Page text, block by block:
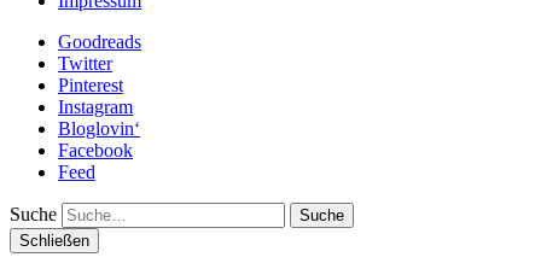
Goodreads
Twitter
Pinterest
Instagram
Bloglovin‘
Facebook
Feed
Suche
Schließen